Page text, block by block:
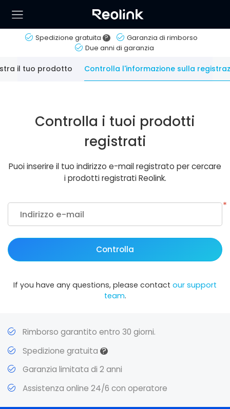
Spedizione gratuita ?
Garanzia di rimborso
Due anni di garanzia
il tuo prodotto Controlla l'informazione sulla
Controlla i tuoi prodotti
registrati
Puoi inserire il tuo indirizzo e-mail registrato per cercare
i prodotti registrati Reolink.
Indirizzo e-mail
*
Controlla
If you have any questions, please contact our support
team.
Rimborso garantito entro 30 giorni.
Spedizione gratuita?
Garanzia limitata di 2 anni
Assistenza online 24/6 con operatore